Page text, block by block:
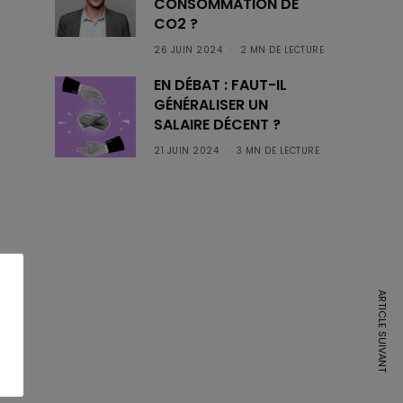
CONSOMMATION DE
CO2 ?
26 JUIN 2024 2 MN DE LECTURE
EN DÉBAT : FAUT-IL
GÉNÉRALISER UN
SALAIRE DÉCENT ?
21 JUIN 2024 3 MN DE LECTURE
ARTICLE SUIVANT